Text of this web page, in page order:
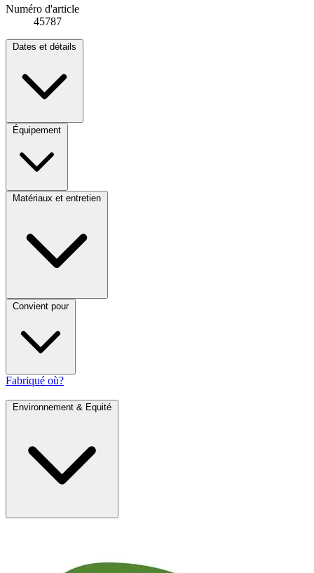
Numéro d'article
45787
Dates et détails
Équipement
Matériaux et entretien
Convient pour
Fabriqué où?
Environnement & Equité